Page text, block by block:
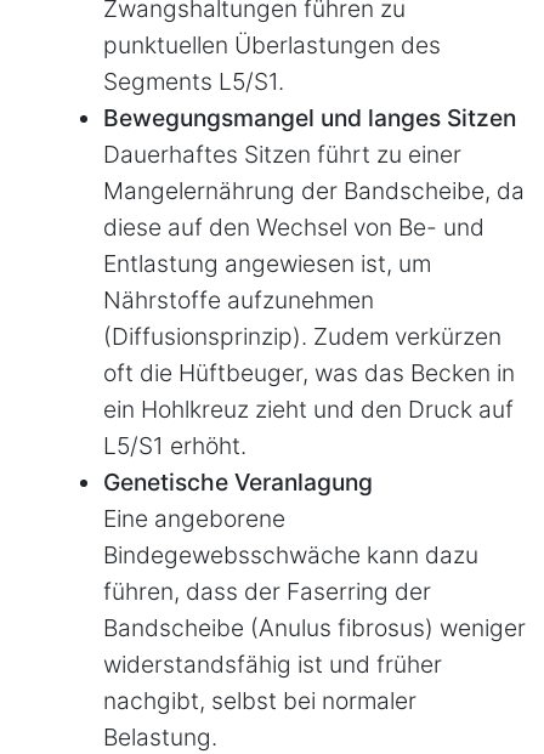
Zwangshaltungen führen zu
punktuellen Überlastungen des
Segments L5/S1.
Bewegungsmangel und langes Sitzen
Dauerhaftes Sitzen führt zu einer
Mangelernährung der Bandscheibe, da
diese auf den Wechsel von Be- und
Entlastung angewiesen ist, um
Nährstoffe aufzunehmen
(Diffusionsprinzip). Zudem verkürzen
oft die Hüftbeuger, was das Becken in
ein Hohlkreuz zieht und den Druck auf
L5/S1 erhöht.
Genetische Veranlagung
Eine angeborene
Bindegewebsschwäche kann dazu
führen, dass der Faserring der
Bandscheibe (Anulus fibrosus) weniger
widerstandsfähig ist und früher
nachgibt, selbst bei normaler
Belastung.